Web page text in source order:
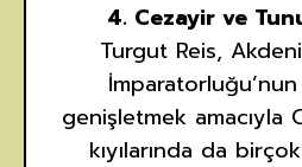
4. Cezayir ve
Turgut Reis,
genişletmek amacıyla
kıyılarında da